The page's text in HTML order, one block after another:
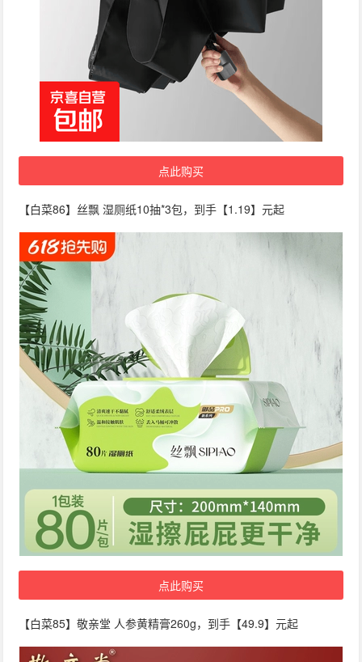
点此购买
【白菜86】丝飘 湿厕纸10抽*3包，到手【1.19】元起
点此购买
【白菜85】敬亲堂 人参黄精膏260g，到手【49.9】元起